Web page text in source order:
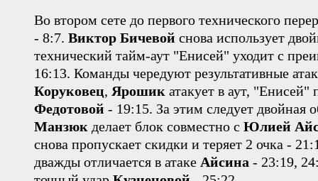
Во втором сете до первого технического
- 8:7. Виктор Бичевой снова использует
технический тайм-аут "Енисей" уходит с
16:13. Команды чередуют результативные
Коруковец, Ярошик атакует в аут, "Енисей"
Федотовой - 19:15. За этим следует двойная
Манзюк делает блок совместно с Юлией
снова пропускает скидки и теряет 2 очка -
дважды отличается в атаке Айсина - 23:19,